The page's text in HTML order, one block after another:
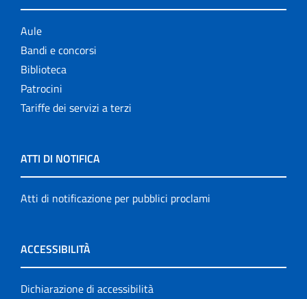
Aule
Bandi e concorsi
Biblioteca
Patrocini
Tariffe dei servizi a terzi
ATTI DI NOTIFICA
Atti di notificazione per pubblici proclami
ACCESSIBILITÀ
Dichiarazione di accessibilità